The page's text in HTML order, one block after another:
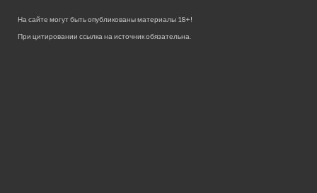
На сайте могут быть опубликованы материалы 18+!
При цитировании ссылка на источник обязательна.